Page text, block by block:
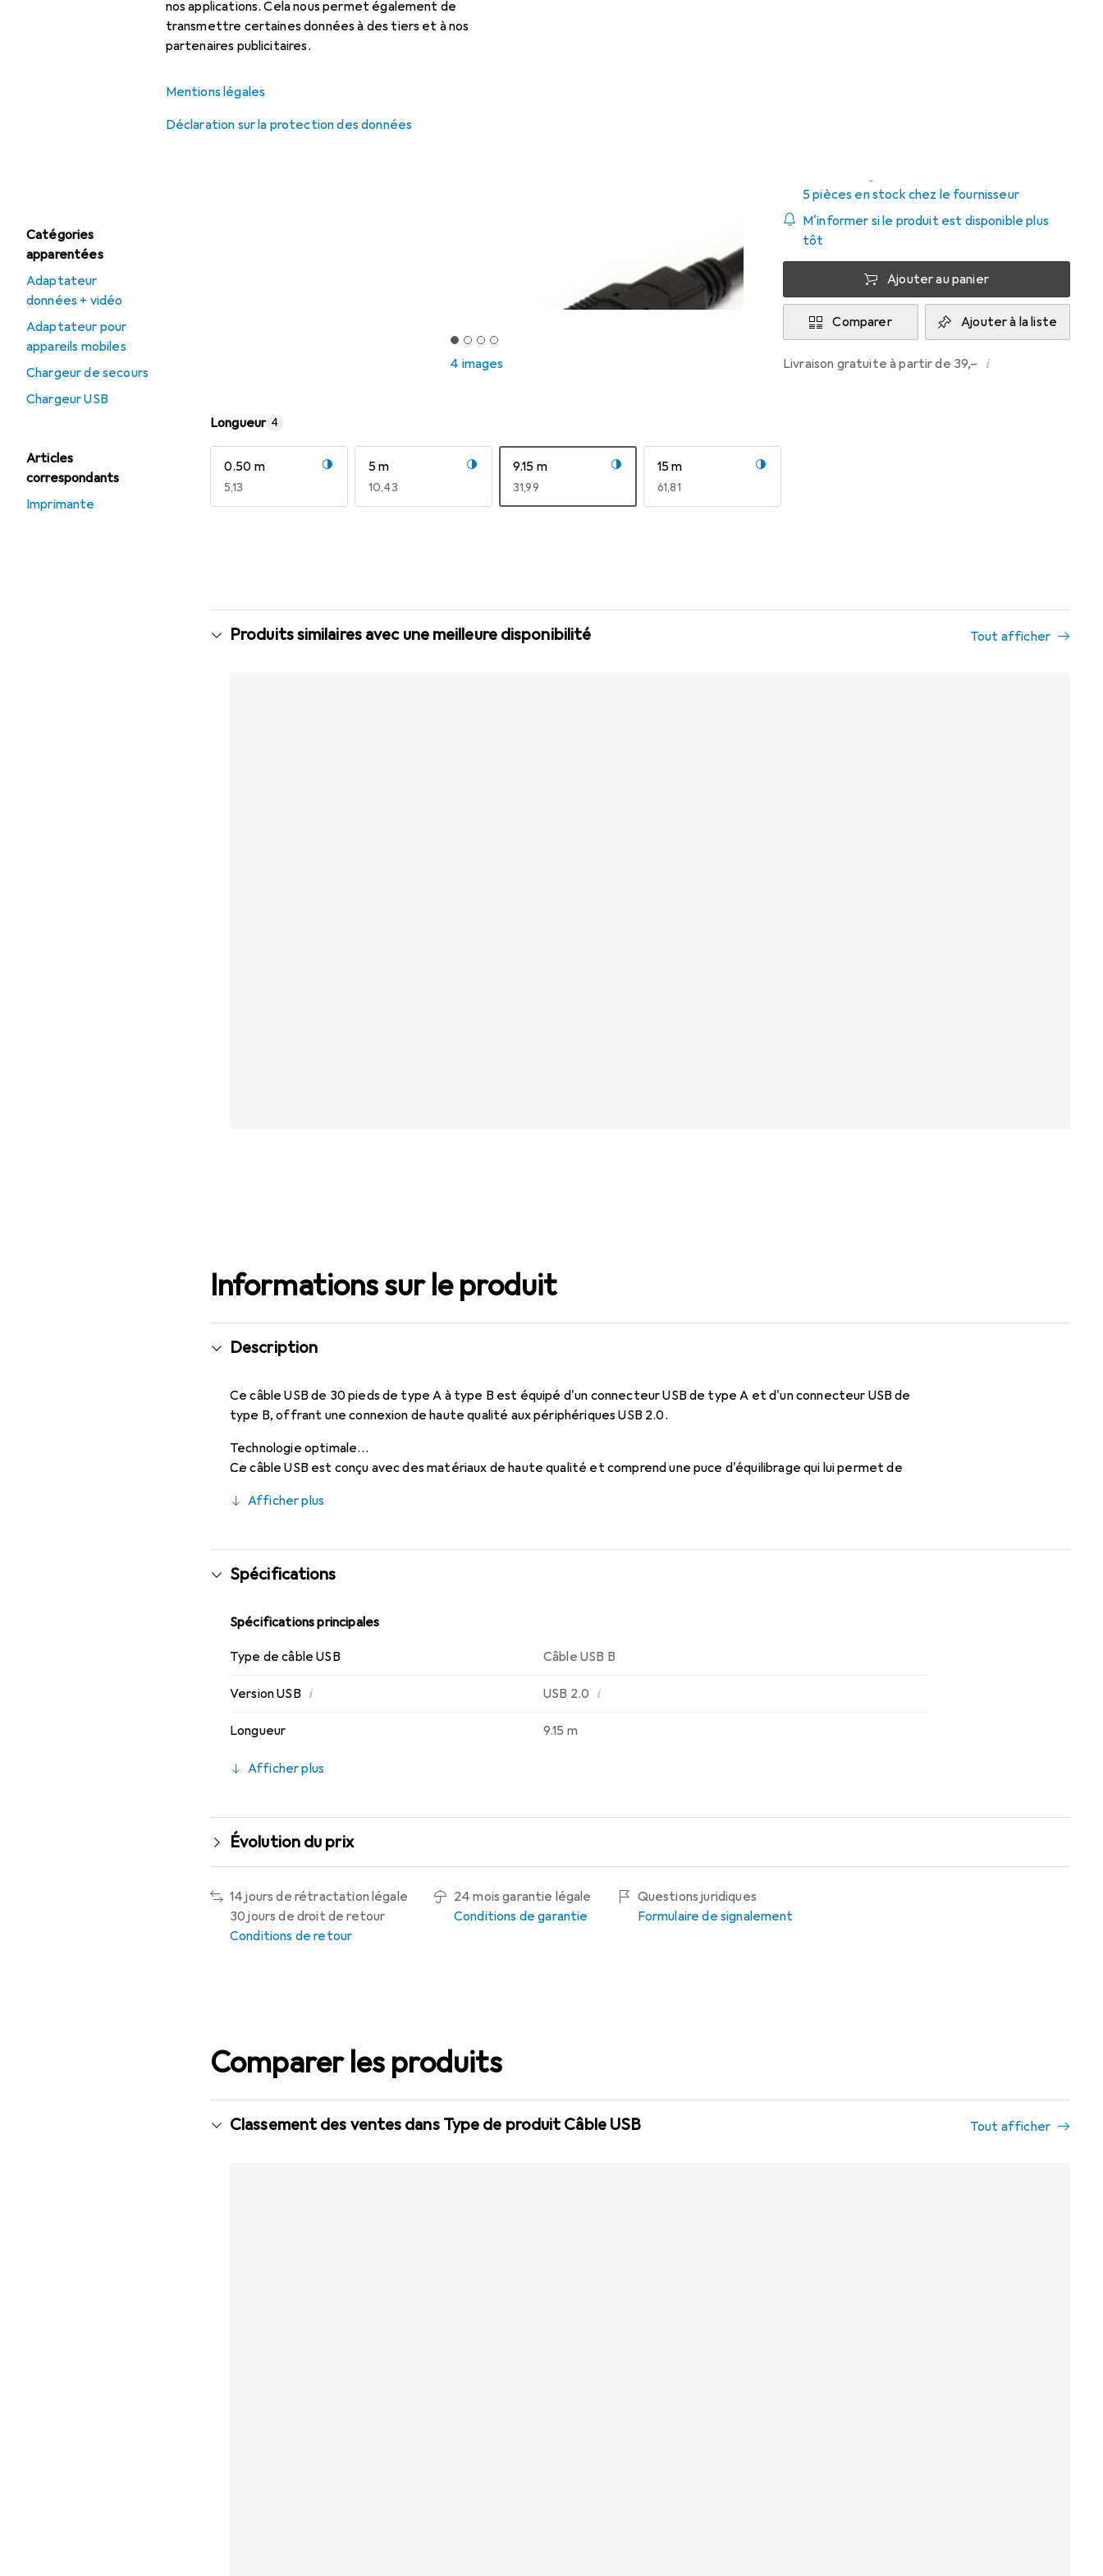
nos applications. Cela nous permet également de
transmettre certaines données à des tiers et à nos
partenaires publicitaires.
Mentions légales
Déclaration sur la protection des données
Catégories
apparentées
Adaptateur
données + vidéo
Adaptateur pour
appareils mobiles
Chargeur de secours
Chargeur USB
Articles
correspondants
Imprimante
4 images
5 pièces en stock chez le fournisseur
M'informer si le produit est disponible plus
tôt
Ajouter au panier
Comparer Ajouter à la liste
Livraison gratuite à partir de 39,– i
Longueur 4
0.50 m
EUR
5,13
5 m
EUR
10,43
9.15 m
EUR
31,99
15 m
EUR
61,81
Produits similaires avec une meilleure disponibilité Tout afficher
Informations sur le produit
Description
Ce câble USB de 30 pieds de type A à type B est équipé d'un connecteur USB de type A et d'un connecteur USB de
type B, offrant une connexion de haute qualité aux périphériques USB 2.0.
Technologie optimale
Ce câble USB est conçu avec des matériaux de haute qualité et comprend une puce d'équilibrage qui lui permet de
pieds de distance.
Afficher plus
Spécifications
Spécifications principales
Type de câble USB Câble USB B
Version USB i USB 2.0 i
Longueur 9.15 m
Afficher plus
Évolution du prix
14 jours de rétractation légale
30 jours de droit de retour
Conditions de retour
24 mois garantie légale
Conditions de garantie
Questions juridiques
Formulaire de signalement
Comparer les produits
Classement des ventes dans Type de produit Câble USB Tout afficher